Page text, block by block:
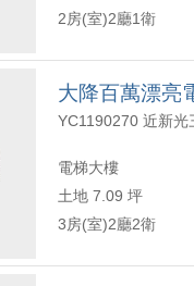
萬 -
2房(室)2廳1衛
大降百萬漂亮
電梯大樓
土地 7.09 坪
3房(室)2廳2衛